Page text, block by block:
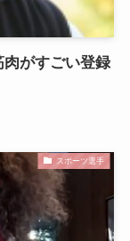
肉がすごい登録
スポーツ選手